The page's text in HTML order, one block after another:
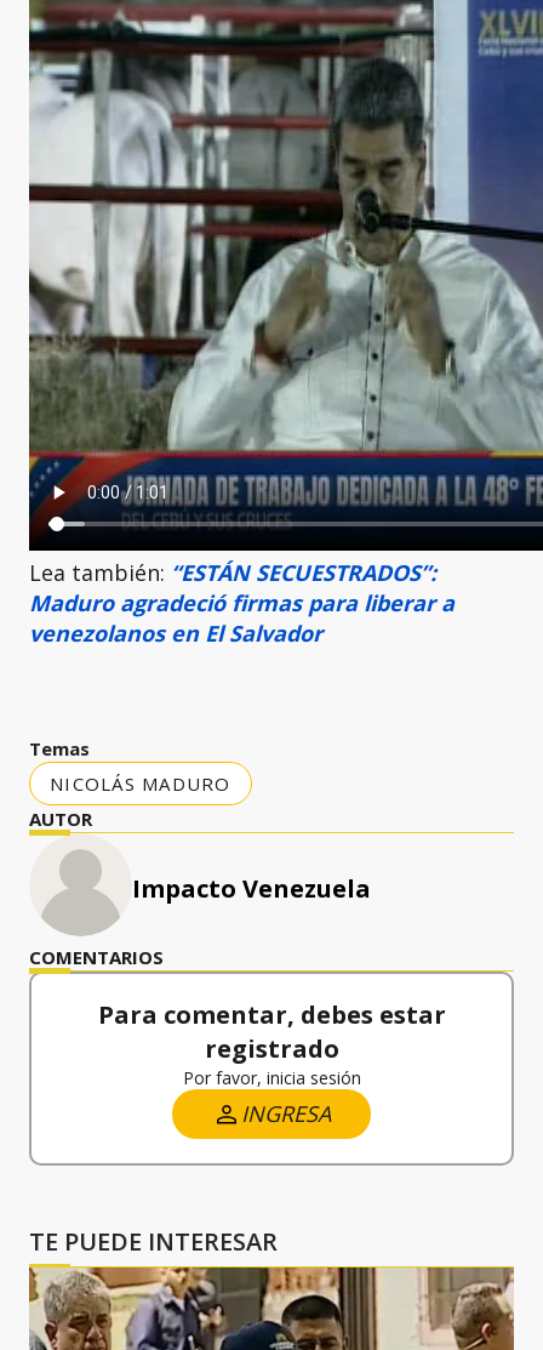
Lea también: “ESTÁN SECUESTRADOS”:
Maduro agradeció firmas para liberar a
venezolanos en El Salvador
Temas
NICOLÁS MADURO
AUTOR
Impacto Venezuela
COMENTARIOS
Para comentar, debes estar
registrado
Por favor, inicia sesión
INGRESA
TE PUEDE INTERESAR